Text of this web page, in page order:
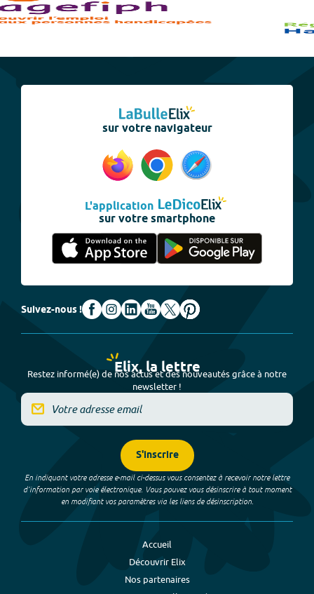
sur votre navigateur
L'application
sur votre smartphone
Suivez-nous !
Elix, la lettre
Restez informé(e) de nos actus et des nouveautés grâce à notre
newsletter !
S'inscrire
En indiquant votre adresse e-mail ci-dessus vous consentez à recevoir notre lettre
d’information par voie électronique. Vous pouvez vous désinscrire à tout moment
en modifiant vos paramètres via les liens de désinscription.
Accueil
Découvrir Elix
Nos partenaires